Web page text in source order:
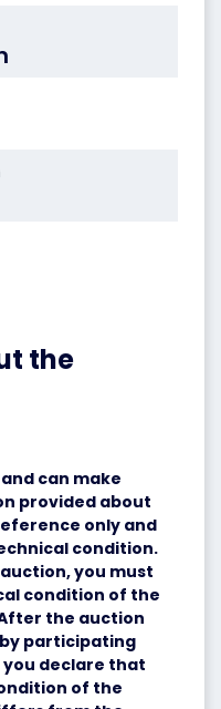
the
can make
provided about
only and
condition.
you must
condition of the
the auction
participating
declare that
of the